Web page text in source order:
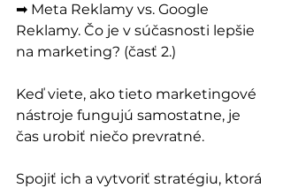
➡ Meta Reklamy vs. Google
Reklamy. Čo je v súčasnosti lepšie
na marketing? (časť 2.)
Keď viete, ako tieto marketingové
nástroje fungujú samostatne, je
čas urobiť niečo prevratné.
Spojiť ich a vytvoriť stratégiu, ktorá